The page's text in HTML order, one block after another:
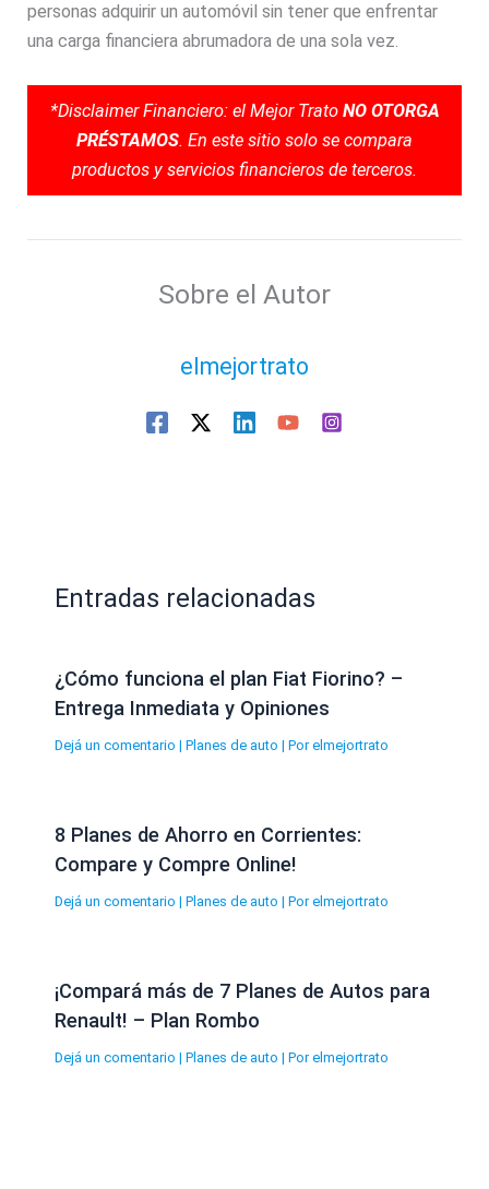
personas adquirir un automóvil sin tener que enfrentar
una carga financiera abrumadora de una sola vez.
*Disclaimer Financiero: el Mejor Trato NO OTORGA
PRÉSTAMOS. En este sitio solo se compara
productos y servicios financieros de terceros.
Sobre el Autor
elmejortrato
Entradas relacionadas
¿Cómo funciona el plan Fiat Fiorino? –
Entrega Inmediata y Opiniones
Dejá un comentario | Planes de auto | Por elmejortrato
8 Planes de Ahorro en Corrientes:
Compare y Compre Online!
Dejá un comentario | Planes de auto | Por elmejortrato
¡Compará más de 7 Planes de Autos para
Renault! – Plan Rombo
Dejá un comentario | Planes de auto | Por elmejortrato